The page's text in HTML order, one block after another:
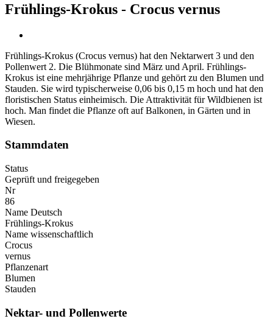
Frühlings-Krokus - Crocus vernus
Frühlings-Krokus (Crocus vernus) hat den Nektarwert 3 und den
Pollenwert 2. Die Blühmonate sind März und April. Frühlings-
Krokus ist eine mehrjährige Pflanze und gehört zu den Blumen und
Stauden. Sie wird typischerweise 0,06 bis 0,15 m hoch und hat den
floristischen Status einheimisch. Die Attraktivität für Wildbienen ist
hoch. Man findet die Pflanze oft auf Balkonen, in Gärten und in
Wiesen.
Stammdaten
Status
Geprüft und freigegeben
Nr
86
Name Deutsch
Frühlings-Krokus
Name wissenschaftlich
Crocus
vernus
Pflanzenart
Blumen
Stauden
Nektar- und Pollenwerte